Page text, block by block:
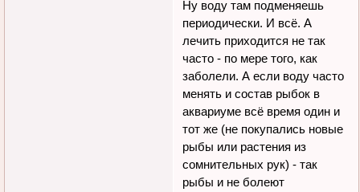
Ну воду там подменяешь
периодически. И всё. А
лечить приходится не так
часто - по мере того, как
заболели. А если воду часто
менять и состав рыбок в
аквариуме всё время один и
тот же (не покупались новые
рыбы или растения из
сомнительных рук) - так
рыбы и не болеют